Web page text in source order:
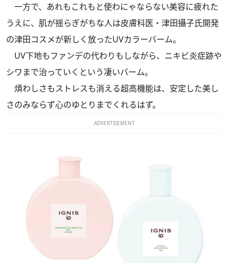
一方で、あれもこれもと使わにゃならない美容に疲れた
うえに、肌が揺らぎがちな人は皮膚科医・津田攝子氏開発
の津田コスメが新しく放ったUVカラーバーム。
UV下地もファンデの代わりもしながら、ニキビ炎症跡や
シワまで治っていくという凄いバーム。
煩わしさもストレスも消える超高機能は、安定した美し
さのみならず心のゆとりまでくれるはず。
ADVERTISEMENT